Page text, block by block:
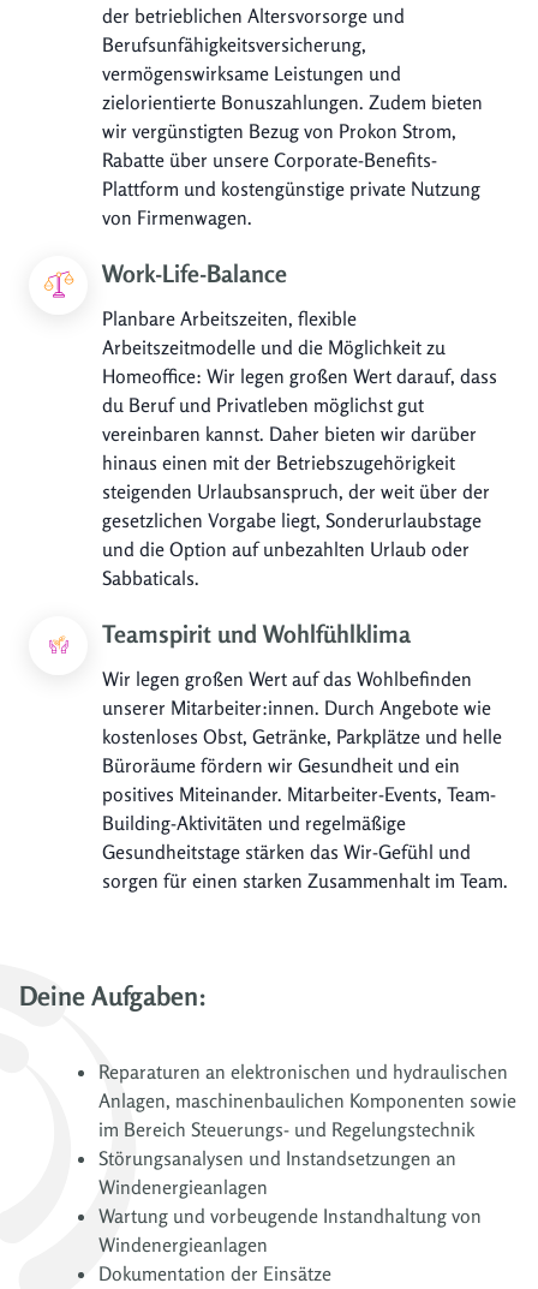
der betrieblichen Altersvorsorge und
Berufsunfähigkeitsversicherung,
vermögenswirksame Leistungen und
zielorientierte Bonuszahlungen. Zudem bieten
wir vergünstigten Bezug von Prokon Strom,
Rabatte über unsere Corporate-Benefits-
Plattform und kostengünstige private Nutzung
von Firmenwagen.
Work-Life-Balance
Planbare Arbeitszeiten, flexible
Arbeitszeitmodelle und die Möglichkeit zu
Homeoffice: Wir legen großen Wert darauf, dass
du Beruf und Privatleben möglichst gut
vereinbaren kannst. Daher bieten wir darüber
hinaus einen mit der Betriebszugehörigkeit
steigenden Urlaubsanspruch, der weit über der
gesetzlichen Vorgabe liegt, Sonderurlaubstage
und die Option auf unbezahlten Urlaub oder
Sabbaticals.
Teamspirit und Wohlfühlklima
Wir legen großen Wert auf das Wohlbefinden
unserer Mitarbeiter:innen. Durch Angebote wie
kostenloses Obst, Getränke, Parkplätze und helle
Büroräume fördern wir Gesundheit und ein
positives Miteinander. Mitarbeiter-Events, Team-
Building-Aktivitäten und regelmäßige
Gesundheitstage stärken das Wir-Gefühl und
sorgen für einen starken Zusammenhalt im Team.
Deine Aufgaben:
Reparaturen an elektronischen und hydraulischen
Anlagen, maschinenbaulichen Komponenten sowie
im Bereich Steuerungs- und Regelungstechnik
Störungsanalysen und Instandsetzungen an
Windenergieanlagen
Wartung und vorbeugende Instandhaltung von
Windenergieanlagen
Dokumentation der Einsätze